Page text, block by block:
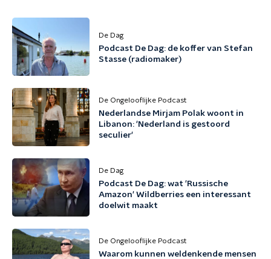
De Dag
Podcast De Dag: de koffer van Stefan
Stasse (radiomaker)
De Ongelooflijke Podcast
Nederlandse Mirjam Polak woont in
Libanon: 'Nederland is gestoord
seculier'
De Dag
Podcast De Dag: wat 'Russische
Amazon' Wildberries een interessant
doelwit maakt
De Ongelooflijke Podcast
Waarom kunnen weldenkende mensen